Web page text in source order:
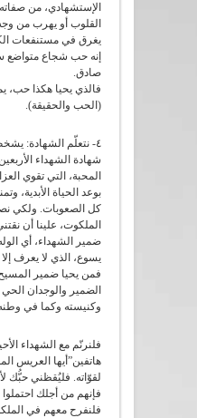
الإستشهادي، من
القلوب أو يهرب من وجه
يغرق في مستنفعات
إنه حب شجاع
صادق.
فالذي يحيا هكذا حب،
(الحب والحقيقة).
٤- نتعلّم الشهادة:
شهادة الشهداء
المحبة، التي تقوي
بوعد الحياة الأبدية،
كل الصعوبات. ولكي
الملكوت، علينا أن
ضمير الشهداء، أي
يسوع، الذي لا يعرف
فمن يحيا ضمير
الضمير والوجدان
وكنيسته وكما في
فلنرنّم مع الشهداء
هاتفين”أيها العريس
لقوّاته. فليُقظني حبُّك
فإنهم من أجلك احتملوا
فلنفرح معهم في